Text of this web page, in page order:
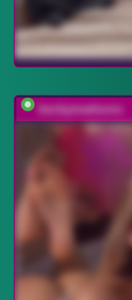
beckymadsons